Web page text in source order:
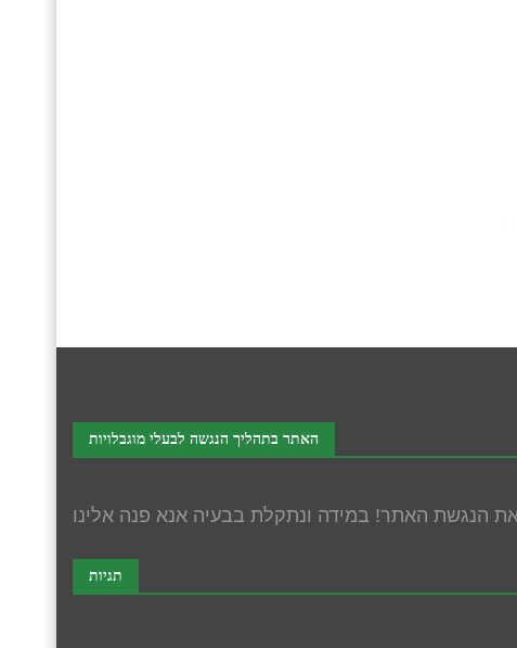
האתר בתהליך הנגשה לבעלי מוגבלויות
תגיות